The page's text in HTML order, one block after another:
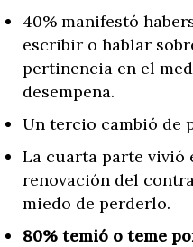
40% manifestó
escribir o hablar
pertinencia en el
desempeña.
Un tercio cambió de
La cuarta parte vivió
renovación del
miedo de perderlo.
80% temió o teme